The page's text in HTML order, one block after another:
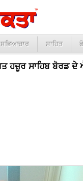
ਸਭਿਆਚਾਰ ਸਾਹਿਤ
ਹਜ਼ੂਰ ਸਾਹਿਬ ਬੋਰਡ